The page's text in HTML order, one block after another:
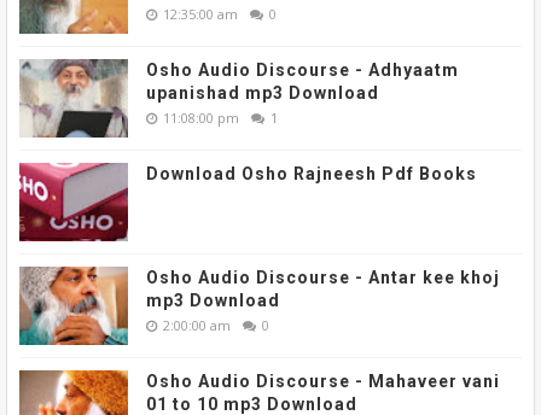
12:35:00 am 0
Osho Audio Discourse - Adhyaatm
upanishad mp3 Download
11:08:00 pm 1
Download Osho Rajneesh Pdf Books
Osho Audio Discourse - Antar kee khoj
mp3 Download
2:00:00 am 0
Osho Audio Discourse - Mahaveer vani
01 to 10 mp3 Download